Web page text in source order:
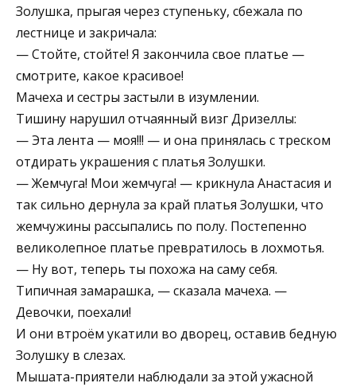
Золушка, прыгая через ступеньку, сбежала по
лестнице и закричала:
— Стойте, стойте! Я закончила свое платье —
смотрите, какое красивое!
Мачеха и сестры застыли в изумлении.
Тишину нарушил отчаянный визг Дризеллы:
— Эта лента — моя!!! — и она принялась с треском
отдирать украшения с платья Золушки.
— Жемчуга! Мои жемчуга! — крикнула Анастасия и
так сильно дернула за край платья Золушки, что
жемчужины рассыпались по полу. Постепенно
великолепное платье превратилось в лохмотья.
— Ну вот, теперь ты похожа на саму себя.
Типичная замарашка, — сказала мачеха. —
Девочки, поехали!
И они втроём укатили во дворец, оставив бедную
Золушку в слезах.
Мышата-приятели наблюдали за этой ужасной